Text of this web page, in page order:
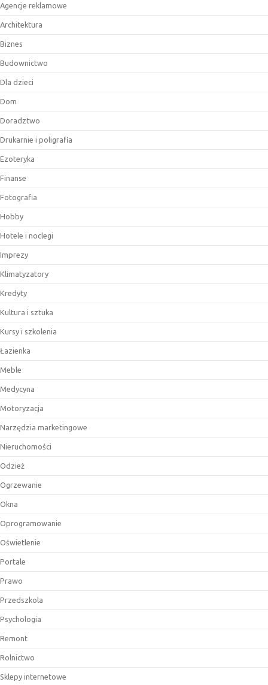
Agencje reklamowe
Architektura
Biznes
Budownictwo
Dla dzieci
Dom
Doradztwo
Drukarnie i poligrafia
Ezoteryka
Finanse
Fotografia
Hobby
Hotele i noclegi
Imprezy
Klimatyzatory
Kredyty
Kultura i sztuka
Kursy i szkolenia
Łazienka
Meble
Medycyna
Motoryzacja
Narzędzia marketingowe
Nieruchomości
Odzież
Ogrzewanie
Okna
Oprogramowanie
Oświetlenie
Portale
Prawo
Przedszkola
Psychologia
Remont
Rolnictwo
Sklepy internetowe